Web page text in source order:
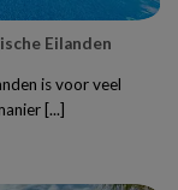
Eilanden
is voor veel
[...]